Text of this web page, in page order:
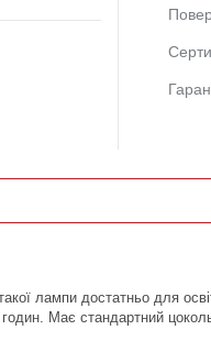
лампи достатньо для
Має стандартний